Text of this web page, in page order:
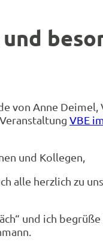
und
von Anne Deimel,
VBE
und Kollegen,
alle herzlich zu
und ich